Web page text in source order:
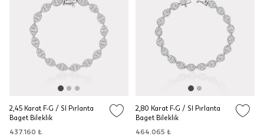
2,45 Karat F-G / SI Pırlanta
Baget Bileklik
437.160 ₺
2,80 Karat F-G / SI Pırlanta
Baget Bileklik
464.065 ₺